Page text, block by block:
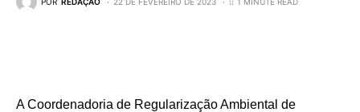
A Coordenadoria de Regularização Ambiental de